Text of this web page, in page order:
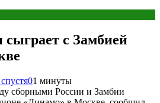
сыграет с Замбией
01 минуты
сборными России и Замбии